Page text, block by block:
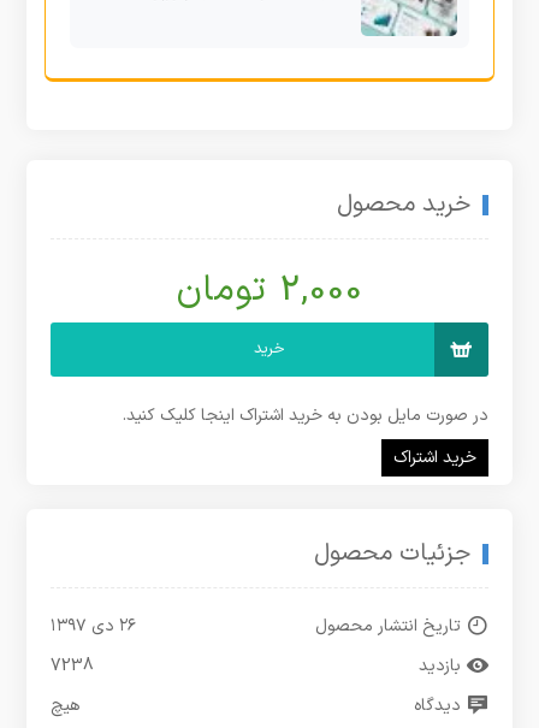
خرید محصول
2,000 تومان
خرید
در صورت مایل بودن به خرید اشتراک اینجا کلیک کنید.
خرید اشتراک
جزئیات محصول
تاریخ انتشار محصول
۲۶ دی ۱۳۹۷
بازدید
7238
دیدگاه
هیچ